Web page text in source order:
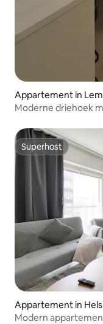
Appartement in
Moderne driehoek
Superhost
Superhost
Appartement in
Modern